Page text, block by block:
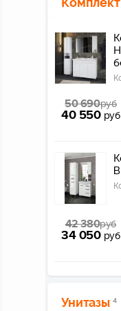
50 690руб
40 550 руб
42 380руб
34 050 руб
Унитазы 4